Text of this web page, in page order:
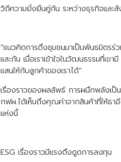
วิถีความยั่งยืนคู่กัน ระหว่างธุรกิจและ
“แนวคิดการดึงชุมชนมาเป็นพันธมิตรร่ว
และกัน เมื่อเราเข้าใจในวัฒนธรรมที่เ
แสนให้กับลูกค้าของเราได้”
เรื่องราวของผลลัพธ์ การผนึกพลังเป็
กฟผ.ได้เห็นถึงคุณค่าจากสินค้าที่ให้ธา
แห่งนี้
ESG เรื่องราวมีแรงดึงดูดการลงทุน